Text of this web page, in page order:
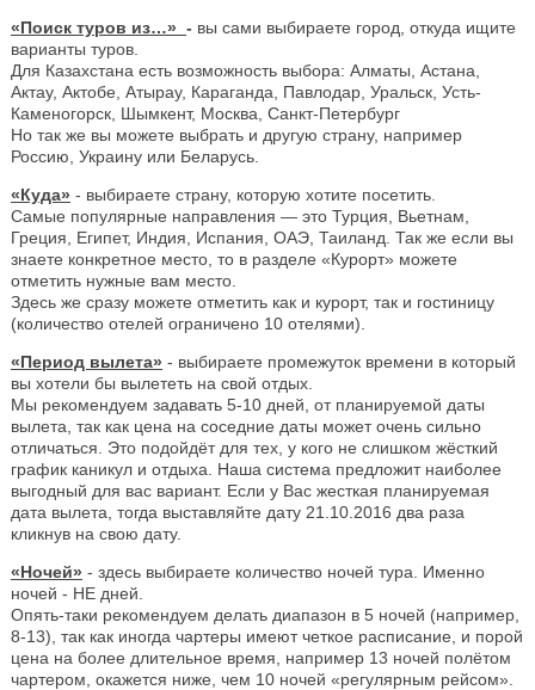
«Поиск туров из…» - вы сами выбираете город, откуда ищите
варианты туров.
Для Казахстана есть возможность выбора: Алматы, Астана,
Актау, Актобе, Атырау, Караганда, Павлодар, Уральск, Усть-
Каменогорск, Шымкент, Москва, Санкт-Петербург
Но так же вы можете выбрать и другую страну, например
Россию, Украину или Беларусь.
«Куда» - выбираете страну, которую хотите посетить.
Самые популярные направления — это Турция, Вьетнам,
Греция, Египет, Индия, Испания, ОАЭ, Таиланд. Так же если вы
знаете конкретное место, то в разделе «Курорт» можете
отметить нужные вам место.
Здесь же сразу можете отметить как и курорт, так и гостиницу
(количество отелей ограничено 10 отелями).
«Период вылета» - выбираете промежуток времени в который
вы хотели бы вылететь на свой отдых.
Мы рекомендуем задавать 5-10 дней, от планируемой даты
вылета, так как цена на соседние даты может очень сильно
отличаться. Это подойдёт для тех, у кого не слишком жёсткий
график каникул и отдыха. Наша система предложит наиболее
выгодный для вас вариант. Если у Вас жесткая планируемая
дата вылета, тогда выставляйте дату 21.10.2016 два раза
кликнув на свою дату.
«Ночей» - здесь выбираете количество ночей тура. Именно
ночей - НЕ дней.
Опять-таки рекомендуем делать диапазон в 5 ночей (например,
8-13), так как иногда чартеры имеют четкое расписание, и порой
цена на более длительное время, например 13 ночей полётом
чартером, окажется ниже, чем 10 ночей «регулярным рейсом».